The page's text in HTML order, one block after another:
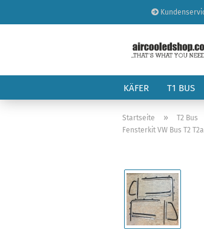
KÄFER T1 BUS
Startseite » T2 Bus
Fensterkit VW Bus T2